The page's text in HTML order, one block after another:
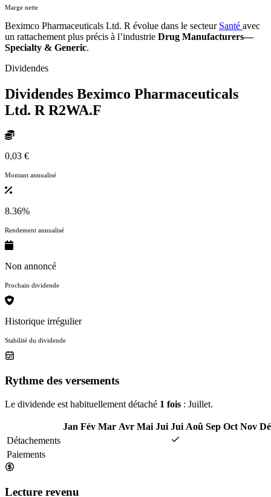
Marge nette
Beximco Pharmaceuticals Ltd. R évolue dans le secteur Santé avec
un rattachement plus précis à l’industrie Drug Manufacturers—
Specialty & Generic.
Dividendes
Dividendes Beximco Pharmaceuticals
Ltd. R R2WA.F
0,03 €
Montant annualisé
8.36%
Rendement annualisé
Non annoncé
Prochain dividende
Historique irrégulier
Stabilité du dividende
Rythme des versements
Le dividende est habituellement détaché 1 fois : Juillet.
Jan Fév Mar Avr Mai Jui Jui Aoû Sep Oct Nov
Détachements
Paiements
Lecture revenu